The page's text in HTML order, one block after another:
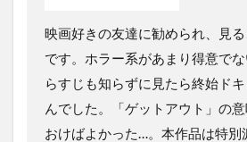
映画好きの友達に勧められ、見
です。ホラー系があまり得意で
らすじも知らずに見たら終始ド
んでした。「ゲットアウト」の
おけばよかった…。本作品は特別